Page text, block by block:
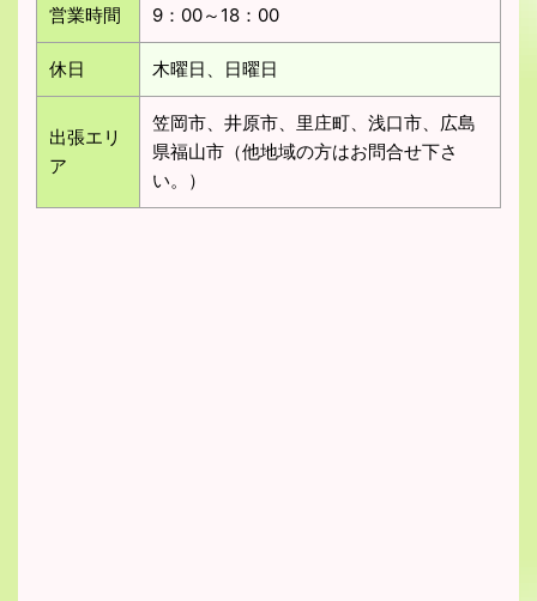
営業時間 9：00～18：00
休日 木曜日、日曜日
出張エリ
ア
笠岡市、井原市、里庄町、浅口市、広島
県福山市（他地域の方はお問合せ下さ
い。）